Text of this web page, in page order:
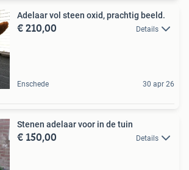
Adelaar vol steen oxid, prachtig beeld.
€ 210,00 Details
Enschede 30 apr 26
Stenen adelaar voor in de tuin
€ 150,00 Details